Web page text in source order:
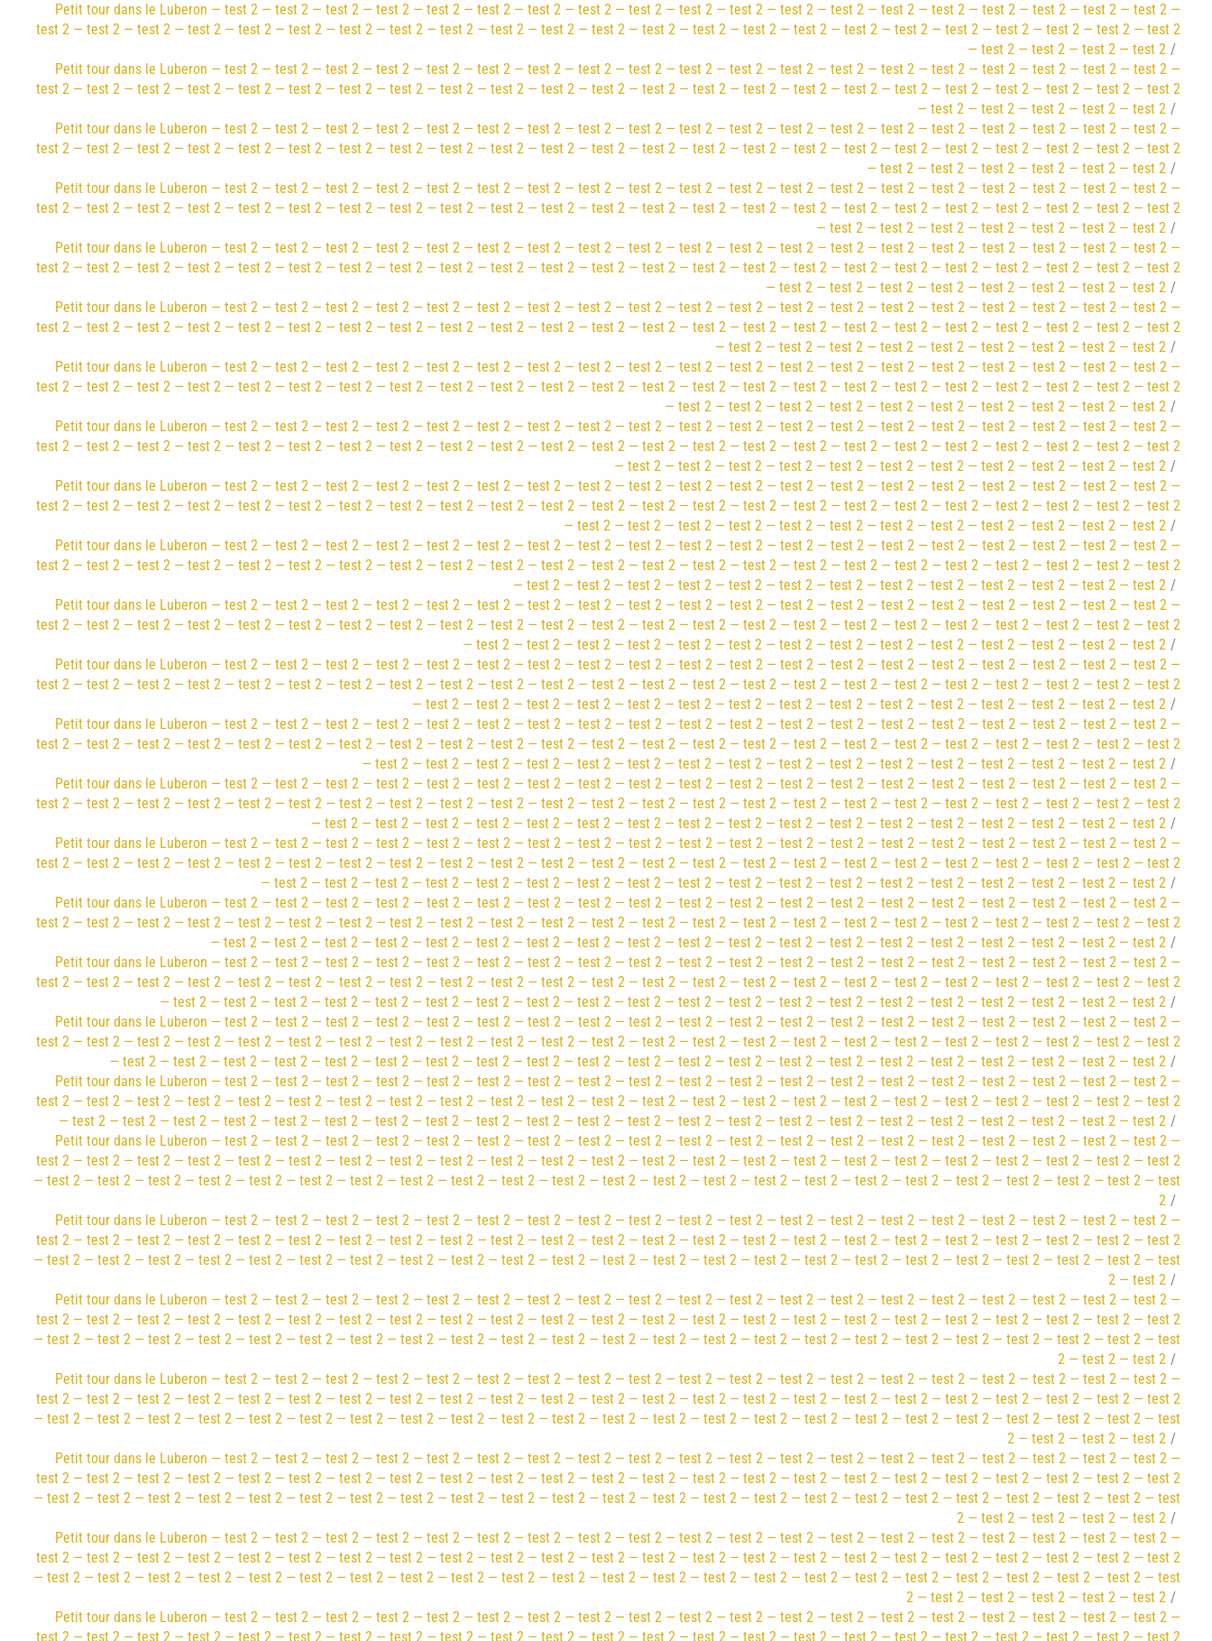
Petit tour dans le Luberon — test 2 — test 2 — test 2 — test 2 — test 2 — test 2 — test 2 — test 2 — test 2 — test 2 — test 2 — test 2 — test 2 — test 2 — test 2 — test 2 — test 2 — test 2 — test 2 —
test 2 — test 2 — test 2 — test 2 — test 2 — test 2 — test 2 — test 2 — test 2 — test 2 — test 2 — test 2 — test 2 — test 2 — test 2 — test 2 — test 2 — test 2 — test 2 — test 2 — test 2 — test 2 — test 2
— test 2 — test 2 — test 2 — test 2
Petit tour dans le Luberon — test 2 — test 2 — test 2 — test 2 — test 2 — test 2 — test 2 — test 2 — test 2 — test 2 — test 2 — test 2 — test 2 — test 2 — test 2 — test 2 — test 2 — test 2 — test 2 —
test 2 — test 2 — test 2 — test 2 — test 2 — test 2 — test 2 — test 2 — test 2 — test 2 — test 2 — test 2 — test 2 — test 2 — test 2 — test 2 — test 2 — test 2 — test 2 — test 2 — test 2 — test 2 — test 2
— test 2 — test 2 — test 2 — test 2 — test 2
Petit tour dans le Luberon — test 2 — test 2 — test 2 — test 2 — test 2 — test 2 — test 2 — test 2 — test 2 — test 2 — test 2 — test 2 — test 2 — test 2 — test 2 — test 2 — test 2 — test 2 — test 2 —
test 2 — test 2 — test 2 — test 2 — test 2 — test 2 — test 2 — test 2 — test 2 — test 2 — test 2 — test 2 — test 2 — test 2 — test 2 — test 2 — test 2 — test 2 — test 2 — test 2 — test 2 — test 2 — test 2
— test 2 — test 2 — test 2 — test 2 — test 2 — test 2
Petit tour dans le Luberon — test 2 — test 2 — test 2 — test 2 — test 2 — test 2 — test 2 — test 2 — test 2 — test 2 — test 2 — test 2 — test 2 — test 2 — test 2 — test 2 — test 2 — test 2 — test 2 —
test 2 — test 2 — test 2 — test 2 — test 2 — test 2 — test 2 — test 2 — test 2 — test 2 — test 2 — test 2 — test 2 — test 2 — test 2 — test 2 — test 2 — test 2 — test 2 — test 2 — test 2 — test 2 — test 2
— test 2 — test 2 — test 2 — test 2 — test 2 — test 2 — test 2
Petit tour dans le Luberon — test 2 — test 2 — test 2 — test 2 — test 2 — test 2 — test 2 — test 2 — test 2 — test 2 — test 2 — test 2 — test 2 — test 2 — test 2 — test 2 — test 2 — test 2 — test 2 —
test 2 — test 2 — test 2 — test 2 — test 2 — test 2 — test 2 — test 2 — test 2 — test 2 — test 2 — test 2 — test 2 — test 2 — test 2 — test 2 — test 2 — test 2 — test 2 — test 2 — test 2 — test 2 — test 2
— test 2 — test 2 — test 2 — test 2 — test 2 — test 2 — test 2 — test 2
Petit tour dans le Luberon — test 2 — test 2 — test 2 — test 2 — test 2 — test 2 — test 2 — test 2 — test 2 — test 2 — test 2 — test 2 — test 2 — test 2 — test 2 — test 2 — test 2 — test 2 — test 2 —
test 2 — test 2 — test 2 — test 2 — test 2 — test 2 — test 2 — test 2 — test 2 — test 2 — test 2 — test 2 — test 2 — test 2 — test 2 — test 2 — test 2 — test 2 — test 2 — test 2 — test 2 — test 2 — test 2
— test 2 — test 2 — test 2 — test 2 — test 2 — test 2 — test 2 — test 2 — test 2
Petit tour dans le Luberon — test 2 — test 2 — test 2 — test 2 — test 2 — test 2 — test 2 — test 2 — test 2 — test 2 — test 2 — test 2 — test 2 — test 2 — test 2 — test 2 — test 2 — test 2 — test 2 —
test 2 — test 2 — test 2 — test 2 — test 2 — test 2 — test 2 — test 2 — test 2 — test 2 — test 2 — test 2 — test 2 — test 2 — test 2 — test 2 — test 2 — test 2 — test 2 — test 2 — test 2 — test 2 — test 2
— test 2 — test 2 — test 2 — test 2 — test 2 — test 2 — test 2 — test 2 — test 2 — test 2
Petit tour dans le Luberon — test 2 — test 2 — test 2 — test 2 — test 2 — test 2 — test 2 — test 2 — test 2 — test 2 — test 2 — test 2 — test 2 — test 2 — test 2 — test 2 — test 2 — test 2 — test 2 —
test 2 — test 2 — test 2 — test 2 — test 2 — test 2 — test 2 — test 2 — test 2 — test 2 — test 2 — test 2 — test 2 — test 2 — test 2 — test 2 — test 2 — test 2 — test 2 — test 2 — test 2 — test 2 — test 2
— test 2 — test 2 — test 2 — test 2 — test 2 — test 2 — test 2 — test 2 — test 2 — test 2 — test 2
Petit tour dans le Luberon — test 2 — test 2 — test 2 — test 2 — test 2 — test 2 — test 2 — test 2 — test 2 — test 2 — test 2 — test 2 — test 2 — test 2 — test 2 — test 2 — test 2 — test 2 — test 2 —
test 2 — test 2 — test 2 — test 2 — test 2 — test 2 — test 2 — test 2 — test 2 — test 2 — test 2 — test 2 — test 2 — test 2 — test 2 — test 2 — test 2 — test 2 — test 2 — test 2 — test 2 — test 2 — test 2
— test 2 — test 2 — test 2 — test 2 — test 2 — test 2 — test 2 — test 2 — test 2 — test 2 — test 2 — test 2
Petit tour dans le Luberon — test 2 — test 2 — test 2 — test 2 — test 2 — test 2 — test 2 — test 2 — test 2 — test 2 — test 2 — test 2 — test 2 — test 2 — test 2 — test 2 — test 2 — test 2 — test 2 —
test 2 — test 2 — test 2 — test 2 — test 2 — test 2 — test 2 — test 2 — test 2 — test 2 — test 2 — test 2 — test 2 — test 2 — test 2 — test 2 — test 2 — test 2 — test 2 — test 2 — test 2 — test 2 — test 2
— test 2 — test 2 — test 2 — test 2 — test 2 — test 2 — test 2 — test 2 — test 2 — test 2 — test 2 — test 2 — test 2
Petit tour dans le Luberon — test 2 — test 2 — test 2 — test 2 — test 2 — test 2 — test 2 — test 2 — test 2 — test 2 — test 2 — test 2 — test 2 — test 2 — test 2 — test 2 — test 2 — test 2 — test 2 —
test 2 — test 2 — test 2 — test 2 — test 2 — test 2 — test 2 — test 2 — test 2 — test 2 — test 2 — test 2 — test 2 — test 2 — test 2 — test 2 — test 2 — test 2 — test 2 — test 2 — test 2 — test 2 — test 2
— test 2 — test 2 — test 2 — test 2 — test 2 — test 2 — test 2 — test 2 — test 2 — test 2 — test 2 — test 2 — test 2 — test 2
Petit tour dans le Luberon — test 2 — test 2 — test 2 — test 2 — test 2 — test 2 — test 2 — test 2 — test 2 — test 2 — test 2 — test 2 — test 2 — test 2 — test 2 — test 2 — test 2 — test 2 — test 2 —
test 2 — test 2 — test 2 — test 2 — test 2 — test 2 — test 2 — test 2 — test 2 — test 2 — test 2 — test 2 — test 2 — test 2 — test 2 — test 2 — test 2 — test 2 — test 2 — test 2 — test 2 — test 2 — test 2
— test 2 — test 2 — test 2 — test 2 — test 2 — test 2 — test 2 — test 2 — test 2 — test 2 — test 2 — test 2 — test 2 — test 2 — test 2
Petit tour dans le Luberon — test 2 — test 2 — test 2 — test 2 — test 2 — test 2 — test 2 — test 2 — test 2 — test 2 — test 2 — test 2 — test 2 — test 2 — test 2 — test 2 — test 2 — test 2 — test 2 —
test 2 — test 2 — test 2 — test 2 — test 2 — test 2 — test 2 — test 2 — test 2 — test 2 — test 2 — test 2 — test 2 — test 2 — test 2 — test 2 — test 2 — test 2 — test 2 — test 2 — test 2 — test 2 — test 2
— test 2 — test 2 — test 2 — test 2 — test 2 — test 2 — test 2 — test 2 — test 2 — test 2 — test 2 — test 2 — test 2 — test 2 — test 2 — test 2
Petit tour dans le Luberon — test 2 — test 2 — test 2 — test 2 — test 2 — test 2 — test 2 — test 2 — test 2 — test 2 — test 2 — test 2 — test 2 — test 2 — test 2 — test 2 — test 2 — test 2 — test 2 —
test 2 — test 2 — test 2 — test 2 — test 2 — test 2 — test 2 — test 2 — test 2 — test 2 — test 2 — test 2 — test 2 — test 2 — test 2 — test 2 — test 2 — test 2 — test 2 — test 2 — test 2 — test 2 — test 2
— test 2 — test 2 — test 2 — test 2 — test 2 — test 2 — test 2 — test 2 — test 2 — test 2 — test 2 — test 2 — test 2 — test 2 — test 2 — test 2 — test 2
Petit tour dans le Luberon — test 2 — test 2 — test 2 — test 2 — test 2 — test 2 — test 2 — test 2 — test 2 — test 2 — test 2 — test 2 — test 2 — test 2 — test 2 — test 2 — test 2 — test 2 — test 2 —
test 2 — test 2 — test 2 — test 2 — test 2 — test 2 — test 2 — test 2 — test 2 — test 2 — test 2 — test 2 — test 2 — test 2 — test 2 — test 2 — test 2 — test 2 — test 2 — test 2 — test 2 — test 2 — test 2
— test 2 — test 2 — test 2 — test 2 — test 2 — test 2 — test 2 — test 2 — test 2 — test 2 — test 2 — test 2 — test 2 — test 2 — test 2 — test 2 — test 2 — test 2
Petit tour dans le Luberon — test 2 — test 2 — test 2 — test 2 — test 2 — test 2 — test 2 — test 2 — test 2 — test 2 — test 2 — test 2 — test 2 — test 2 — test 2 — test 2 — test 2 — test 2 — test 2 —
test 2 — test 2 — test 2 — test 2 — test 2 — test 2 — test 2 — test 2 — test 2 — test 2 — test 2 — test 2 — test 2 — test 2 — test 2 — test 2 — test 2 — test 2 — test 2 — test 2 — test 2 — test 2 — test 2
— test 2 — test 2 — test 2 — test 2 — test 2 — test 2 — test 2 — test 2 — test 2 — test 2 — test 2 — test 2 — test 2 — test 2 — test 2 — test 2 — test 2 — test 2 — test 2
Petit tour dans le Luberon — test 2 — test 2 — test 2 — test 2 — test 2 — test 2 — test 2 — test 2 — test 2 — test 2 — test 2 — test 2 — test 2 — test 2 — test 2 — test 2 — test 2 — test 2 — test 2 —
test 2 — test 2 — test 2 — test 2 — test 2 — test 2 — test 2 — test 2 — test 2 — test 2 — test 2 — test 2 — test 2 — test 2 — test 2 — test 2 — test 2 — test 2 — test 2 — test 2 — test 2 — test 2 — test 2
— test 2 — test 2 — test 2 — test 2 — test 2 — test 2 — test 2 — test 2 — test 2 — test 2 — test 2 — test 2 — test 2 — test 2 — test 2 — test 2 — test 2 — test 2 — test 2 — test 2
Petit tour dans le Luberon — test 2 — test 2 — test 2 — test 2 — test 2 — test 2 — test 2 — test 2 — test 2 — test 2 — test 2 — test 2 — test 2 — test 2 — test 2 — test 2 — test 2 — test 2 — test 2 —
test 2 — test 2 — test 2 — test 2 — test 2 — test 2 — test 2 — test 2 — test 2 — test 2 — test 2 — test 2 — test 2 — test 2 — test 2 — test 2 — test 2 — test 2 — test 2 — test 2 — test 2 — test 2 — test 2
— test 2 — test 2 — test 2 — test 2 — test 2 — test 2 — test 2 — test 2 — test 2 — test 2 — test 2 — test 2 — test 2 — test 2 — test 2 — test 2 — test 2 — test 2 — test 2 — test 2 — test 2
Petit tour dans le Luberon — test 2 — test 2 — test 2 — test 2 — test 2 — test 2 — test 2 — test 2 — test 2 — test 2 — test 2 — test 2 — test 2 — test 2 — test 2 — test 2 — test 2 — test 2 — test 2 —
test 2 — test 2 — test 2 — test 2 — test 2 — test 2 — test 2 — test 2 — test 2 — test 2 — test 2 — test 2 — test 2 — test 2 — test 2 — test 2 — test 2 — test 2 — test 2 — test 2 — test 2 — test 2 — test 2
— test 2 — test 2 — test 2 — test 2 — test 2 — test 2 — test 2 — test 2 — test 2 — test 2 — test 2 — test 2 — test 2 — test 2 — test 2 — test 2 — test 2 — test 2 — test 2 — test 2 — test 2 — test 2
Petit tour dans le Luberon — test 2 — test 2 — test 2 — test 2 — test 2 — test 2 — test 2 — test 2 — test 2 — test 2 — test 2 — test 2 — test 2 — test 2 — test 2 — test 2 — test 2 — test 2 — test 2 —
test 2 — test 2 — test 2 — test 2 — test 2 — test 2 — test 2 — test 2 — test 2 — test 2 — test 2 — test 2 — test 2 — test 2 — test 2 — test 2 — test 2 — test 2 — test 2 — test 2 — test 2 — test 2 — test 2
— test 2 — test 2 — test 2 — test 2 — test 2 — test 2 — test 2 — test 2 — test 2 — test 2 — test 2 — test 2 — test 2 — test 2 — test 2 — test 2 — test 2 — test 2 — test 2 — test 2 — test 2 — test 2 — test
2
Petit tour dans le Luberon — test 2 — test 2 — test 2 — test 2 — test 2 — test 2 — test 2 — test 2 — test 2 — test 2 — test 2 — test 2 — test 2 — test 2 — test 2 — test 2 — test 2 — test 2 — test 2 —
test 2 — test 2 — test 2 — test 2 — test 2 — test 2 — test 2 — test 2 — test 2 — test 2 — test 2 — test 2 — test 2 — test 2 — test 2 — test 2 — test 2 — test 2 — test 2 — test 2 — test 2 — test 2 — test 2
— test 2 — test 2 — test 2 — test 2 — test 2 — test 2 — test 2 — test 2 — test 2 — test 2 — test 2 — test 2 — test 2 — test 2 — test 2 — test 2 — test 2 — test 2 — test 2 — test 2 — test 2 — test 2 — test
2 — test 2
Petit tour dans le Luberon — test 2 — test 2 — test 2 — test 2 — test 2 — test 2 — test 2 — test 2 — test 2 — test 2 — test 2 — test 2 — test 2 — test 2 — test 2 — test 2 — test 2 — test 2 — test 2 —
test 2 — test 2 — test 2 — test 2 — test 2 — test 2 — test 2 — test 2 — test 2 — test 2 — test 2 — test 2 — test 2 — test 2 — test 2 — test 2 — test 2 — test 2 — test 2 — test 2 — test 2 — test 2 — test 2
— test 2 — test 2 — test 2 — test 2 — test 2 — test 2 — test 2 — test 2 — test 2 — test 2 — test 2 — test 2 — test 2 — test 2 — test 2 — test 2 — test 2 — test 2 — test 2 — test 2 — test 2 — test 2 — test
2 — test 2 — test 2
Petit tour dans le Luberon — test 2 — test 2 — test 2 — test 2 — test 2 — test 2 — test 2 — test 2 — test 2 — test 2 — test 2 — test 2 — test 2 — test 2 — test 2 — test 2 — test 2 — test 2 — test 2 —
test 2 — test 2 — test 2 — test 2 — test 2 — test 2 — test 2 — test 2 — test 2 — test 2 — test 2 — test 2 — test 2 — test 2 — test 2 — test 2 — test 2 — test 2 — test 2 — test 2 — test 2 — test 2 — test 2
— test 2 — test 2 — test 2 — test 2 — test 2 — test 2 — test 2 — test 2 — test 2 — test 2 — test 2 — test 2 — test 2 — test 2 — test 2 — test 2 — test 2 — test 2 — test 2 — test 2 — test 2 — test 2 — test
2 — test 2 — test 2 — test 2
Petit tour dans le Luberon — test 2 — test 2 — test 2 — test 2 — test 2 — test 2 — test 2 — test 2 — test 2 — test 2 — test 2 — test 2 — test 2 — test 2 — test 2 — test 2 — test 2 — test 2 — test 2 —
test 2 — test 2 — test 2 — test 2 — test 2 — test 2 — test 2 — test 2 — test 2 — test 2 — test 2 — test 2 — test 2 — test 2 — test 2 — test 2 — test 2 — test 2 — test 2 — test 2 — test 2 — test 2 — test 2
— test 2 — test 2 — test 2 — test 2 — test 2 — test 2 — test 2 — test 2 — test 2 — test 2 — test 2 — test 2 — test 2 — test 2 — test 2 — test 2 — test 2 — test 2 — test 2 — test 2 — test 2 — test 2 — test
2 — test 2 — test 2 — test 2 — test 2
Petit tour dans le Luberon — test 2 — test 2 — test 2 — test 2 — test 2 — test 2 — test 2 — test 2 — test 2 — test 2 — test 2 — test 2 — test 2 — test 2 — test 2 — test 2 — test 2 — test 2 — test 2 —
test 2 — test 2 — test 2 — test 2 — test 2 — test 2 — test 2 — test 2 — test 2 — test 2 — test 2 — test 2 — test 2 — test 2 — test 2 — test 2 — test 2 — test 2 — test 2 — test 2 — test 2 — test 2 — test 2
— test 2 — test 2 — test 2 — test 2 — test 2 — test 2 — test 2 — test 2 — test 2 — test 2 — test 2 — test 2 — test 2 — test 2 — test 2 — test 2 — test 2 — test 2 — test 2 — test 2 — test 2 — test 2 — test
2 — test 2 — test 2 — test 2 — test 2 — test 2
Petit tour dans le Luberon — test 2 — test 2 — test 2 — test 2 — test 2 — test 2 — test 2 — test 2 — test 2 — test 2 — test 2 — test 2 — test 2 — test 2 — test 2 — test 2 — test 2 — test 2 — test 2 —
test 2 — test 2 — test 2 — test 2 — test 2 — test 2 — test 2 — test 2 — test 2 — test 2 — test 2 — test 2 — test 2 — test 2 — test 2 — test 2 — test 2 — test 2 — test 2 — test 2 — test 2 — test 2 — test 2